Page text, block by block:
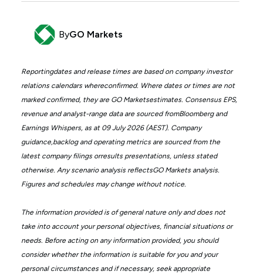
ByGO Markets
Reportingdates and release times are based on company investor
relations calendars whereconfirmed. Where dates or times are not
marked confirmed, they are GO Marketsestimates. Consensus EPS,
revenue and analyst-range data are sourced fromBloomberg and
Earnings Whispers, as at 09 July 2026 (AEST). Company
guidance,backlog and operating metrics are sourced from the
latest company filings orresults presentations, unless stated
otherwise. Any scenario analysis reflectsGO Markets analysis.
Figures and schedules may change without notice.
The information provided is of general nature only and does not
take into account your personal objectives, financial situations or
needs. Before acting on any information provided, you should
consider whether the information is suitable for you and your
personal circumstances and if necessary, seek appropriate